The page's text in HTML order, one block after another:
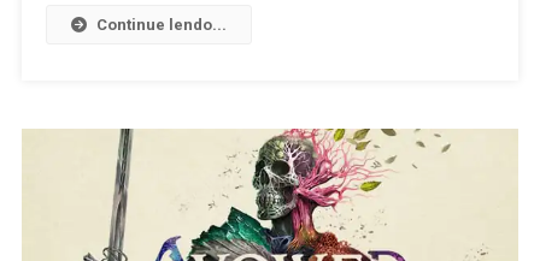
Continue lendo...